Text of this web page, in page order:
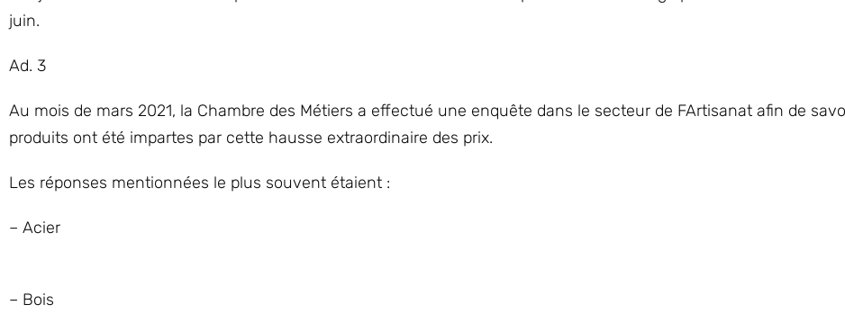
juin.
Ad. 3
Au mois de mars 2021, la Chambre des Métiers a effectué une enquête dans le secteur de FArtisanat afin de
produits ont été impartes par cette hausse extraordinaire des prix.
Les réponses mentionnées le plus souvent étaient :
– Acier
– Bois